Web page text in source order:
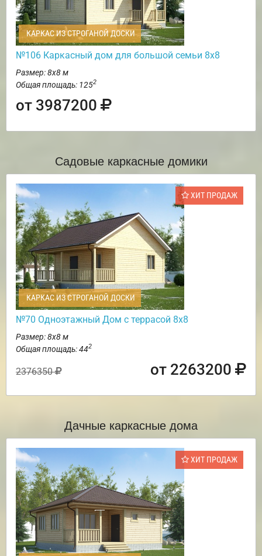
КАРКАС ИЗ СТРОГАНОЙ ДОСКИ
№106 Каркасный дом для большой семьи 8х8
Размер: 8х8 м
Общая площадь: 1252
от 3987200
Садовые каркасные домики
ХИТ ПРОДАЖ
КАРКАС ИЗ СТРОГАНОЙ ДОСКИ
№70 Одноэтажный Дом с террасой 8х8
Размер: 8х8 м
Общая площадь: 442
2376350 от 2263200
Дачные каркасные дома
ХИТ ПРОДАЖ